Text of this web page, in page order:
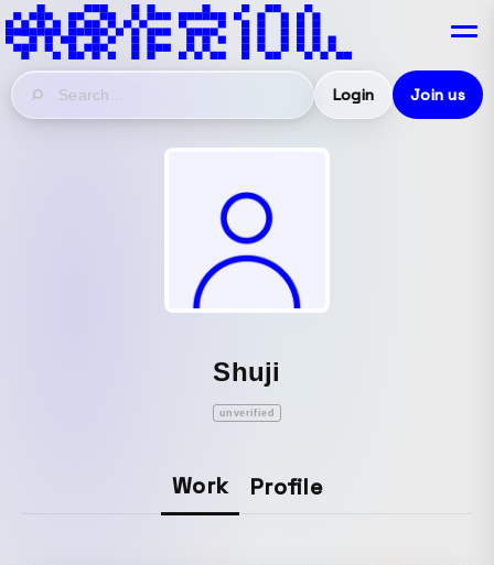
Login Join us
Shuji
unverified
Work Profile